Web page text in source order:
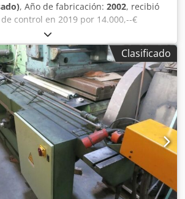
, Año de fabricación: 2002, recibió
control en 2019 por 14.000,--€
curvado: 63,5 mm Dcjdpfx Aajykl
de curvado: 32 mm motor: 30 kW
Clasificado